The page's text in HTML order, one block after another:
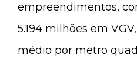
empreendimentos,
5.194 milhões em
médio por metro